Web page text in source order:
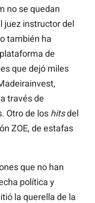
no se quedan
juez instructor del
también ha
de
que dejó miles
través de
Otro de los hitsdel
ZOE, de estafas
que no han
política y
la querella de la